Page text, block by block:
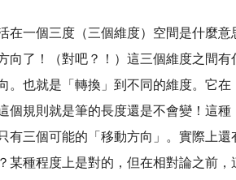
在一個三度（三個維度）空間是什麼
向了！（對吧？！）這三個維度之間
。也就是「轉換」到不同的維度。它
個規則就是筆的長度還是不會變！這
有三個可能的「移動方向」。實際上
某種程度上是對的，但在相對論之前